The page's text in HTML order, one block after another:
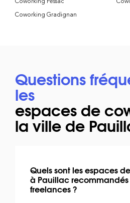
Coworking Gradignan
Questions
les
espaces de
la ville de
Quels sont les espaces
à Pauillac recommandés
freelances ?